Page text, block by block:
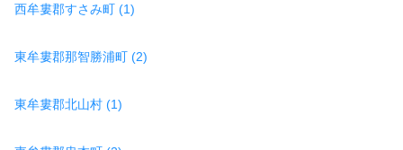
西牟婁郡すさみ町 (1)
東牟婁郡那智勝浦町 (2)
東牟婁郡北山村 (1)